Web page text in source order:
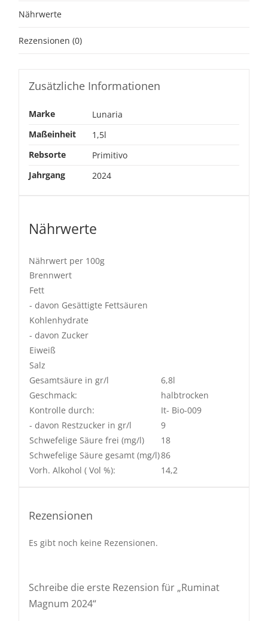
Nährwerte
Rezensionen (0)
Zusätzliche Informationen
Marke
Lunaria
Maßeinheit
1,5l
Rebsorte
Primitivo
Jahrgang
2024
Nährwerte
Nährwert per 100g
Brennwert
Fett
- davon Gesättigte Fettsäuren
Kohlenhydrate
- davon Zucker
Eiweiß
Salz
Gesamtsäure in gr/l
6,8l
Geschmack:
halbtrocken
Kontrolle durch:
It- Bio-009
- davon Restzucker in gr/l
9
Schwefelige Säure frei (mg/l)
18
Schwefelige Säure gesamt (mg/l)86
Vorh. Alkohol ( Vol %):
14,2
Rezensionen
Es gibt noch keine Rezensionen.
Schreibe die erste Rezension für „Ruminat
Magnum 2024“